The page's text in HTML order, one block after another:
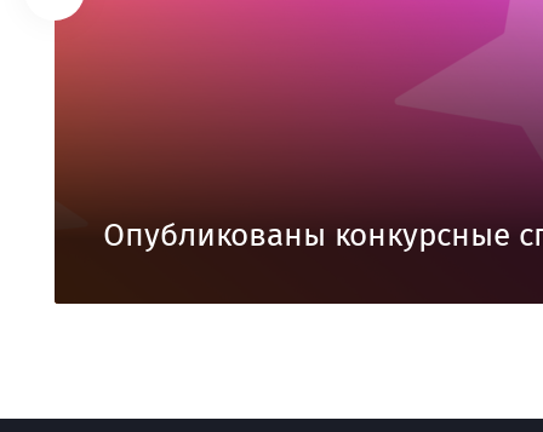
Опубликованы конкурсные